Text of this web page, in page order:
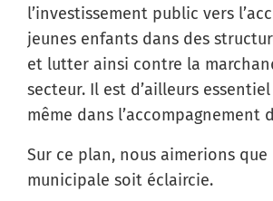
l’investissement public vers
jeunes enfants dans des
et lutter ainsi contre la
secteur. Il est d’ailleurs
même dans l’accompagnement
Sur ce plan, nous aimerions
municipale soit éclaircie.